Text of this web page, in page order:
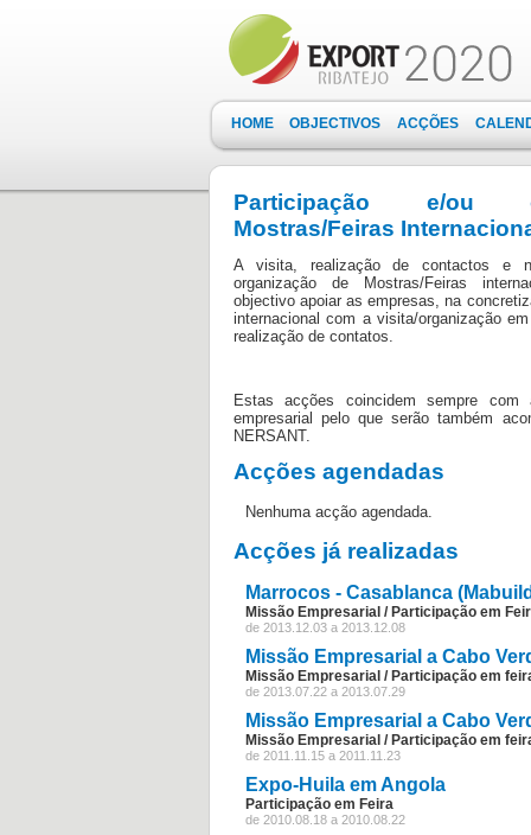
HOME OBJECTIVOS ACÇÕES
Participação e/ou
Mostras/Feiras
A visita, realização de contactos e
organização de Mostras/Feiras
objectivo apoiar as empresas, na
internacional com a visita/organização
realização de contatos.
Estas acções coincidem sempre
empresarial pelo que serão também
NERSANT.
Acções agendadas
Nenhuma acção agendada.
Acções já realizadas
Marrocos - Casablanca
Missão Empresarial / Participação em
de 2013.12.03 a 2013.12.08
Missão Empresarial a Cabo
Missão Empresarial / Participação em
de 2013.07.22 a 2013.07.29
Missão Empresarial a Cabo
Missão Empresarial / Participação em
de 2011.11.15 a 2011.11.23
Expo-Huila em Angola
Participação em Feira
de 2010.08.18 a 2010.08.22